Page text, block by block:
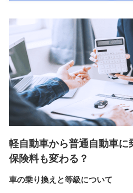
■少額短期保険
株式会社アシロ少額短期保険
SBIいきいき少額短期保険会社
sedai.com/)
SBIペット少額短期保険株式会
ssi.co.jp/)
SBIリスタ少額短期保険会社
(https://www.jishin.co.jp/)
スマートプラス少額短期保険株
チューリッヒ少額短期保険株式
(https://www.zurichssi.co.jp/)
(https://www.tokiomarine-x.co.jp/)
軽自動車から普通自動車に
保険料も変わる？
車の乗り換えと等級について